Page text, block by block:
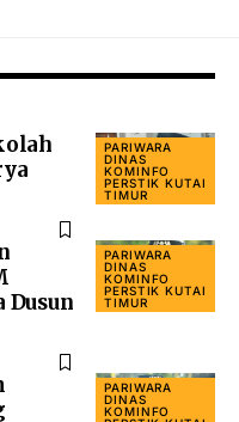
PARIWARA
DINAS
KOMINFO
PERSTIK KUTAI
TIMUR
PARIWARA
DINAS
KOMINFO
PERSTIK KUTAI
TIMUR
Dusun
PARIWARA
DINAS
KOMINFO